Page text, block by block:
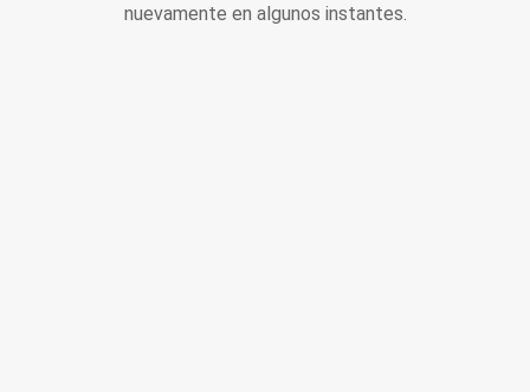
nuevamente en algunos instantes.